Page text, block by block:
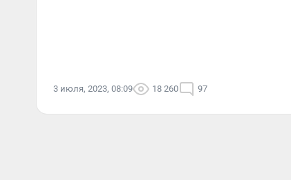
3 июля, 2023, 08:09 18 260 97